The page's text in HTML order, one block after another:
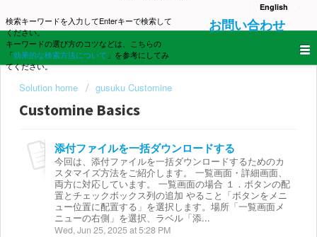
English
検索キーワードを入力してEnterキーで検索して
ください。
キーワードの選び方のコツなどは、こちらの
「効果的な検索方法について 」を参考にしてみ
てください。
お問い合わせ
Solution home gusuku Customine
Customine Basics
添付ファイルを一括ダウンロードする
今回は、添付ファイルを一括ダウンロードするためのカ
スタマイズ方法をご紹介します。 一覧画面・詳細画面、
両方に対応しています。 一覧画面の場合 １．ボタンの配
置とチェックボックス列の追加 やること「ボタンをメニ
ュー位置に配置する」を選択します。場所「一覧画面メ
ニューの右側」を選択、ラベル「添...
Wed, Jun 25, 2025 at 5:28 PM